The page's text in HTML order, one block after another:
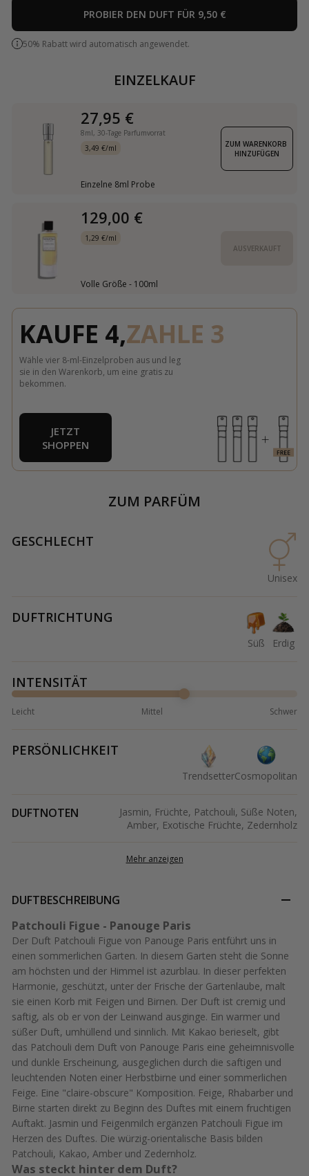
PROBIER DEN DUFT FÜR 9,50 €
50% Rabatt wird automatisch angewendet.
EINZELKAUF
27,95 €
8ml, 30-Tage Parfumvorrat
3,49 €/ml
Einzelne 8ml Probe
ZUM WARENKORB
HINZUFÜGEN
129,00 €
1,29 €/ml
Volle Größe - 100ml
AUSVERKAUFT
KAUFE 4,ZAHLE 3
Wähle vier 8-ml-Einzelproben aus und leg
sie in den Warenkorb, um eine gratis zu
bekommen.
JETZT
SHOPPEN
ZUM PARFÜM
GESCHLECHT
Unisex
DUFTRICHTUNG
Süß Erdig
INTENSITÄT
Leicht Mittel Schwer
PERSÖNLICHKEIT
TrendsetterCosmopolitan
DUFTNOTEN
Jasmin, Früchte, Patchouli, Süße Noten,
Amber, Exotische Früchte, Zedernholz
Mehr anzeigen
DUFTBESCHREIBUNG
Patchouli Figue - Panouge Paris
Der Duft Patchouli Figue von Panouge Paris entführt uns in
einen sommerlichen Garten. In diesem Garten steht die Sonne
am höchsten und der Himmel ist azurblau. In dieser perfekten
Harmonie, geschützt, unter der Frische der Gartenlaube, malt
sie einen Korb mit Feigen und Birnen. Der Duft ist cremig und
saftig, als ob er von der Leinwand ausginge. Ein warmer und
süßer Duft, umhüllend und sinnlich. Mit Kakao berieselt, gibt
das Patchouli dem Duft von Panouge Paris eine geheimnisvolle
und dunkle Erscheinung, ausgeglichen durch die saftigen und
leuchtenden Noten einer Herbstbirne und einer sommerlichen
Feige. Eine "claire-obscure" Komposition. Feige, Rhabarber und
Birne starten direkt zu Beginn des Duftes mit einem fruchtigen
Auftakt. Jasmin und Feigenmilch ergänzen Patchouli Figue im
Herzen des Duftes. Die würzig-orientalische Basis bilden
Patchouli, Kakao, Amber und Zedernholz.
Was steckt hinter dem Duft?